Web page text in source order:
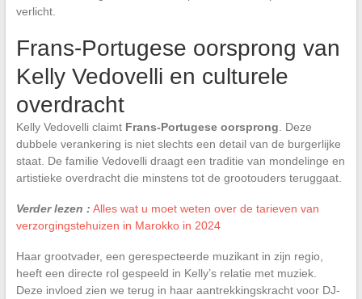
verlicht.
Frans-Portugese oorsprong van
Kelly Vedovelli en culturele
overdracht
Kelly Vedovelli claimt Frans-Portugese oorsprong . Deze
dubbele verankering is niet slechts een detail van de burgerlijke
staat. De familie Vedovelli draagt een traditie van mondelinge en
artistieke overdracht die minstens tot de grootouders teruggaat.
Verder lezen : Alles wat u moet weten over de tarieven van
verzorgingstehuizen in Marokko in 2024
Haar grootvader, een gerespecteerde muzikant in zijn regio,
heeft een directe rol gespeeld in Kelly’s relatie met muziek.
Deze invloed zien we terug in haar aantrekkingskracht voor DJ-